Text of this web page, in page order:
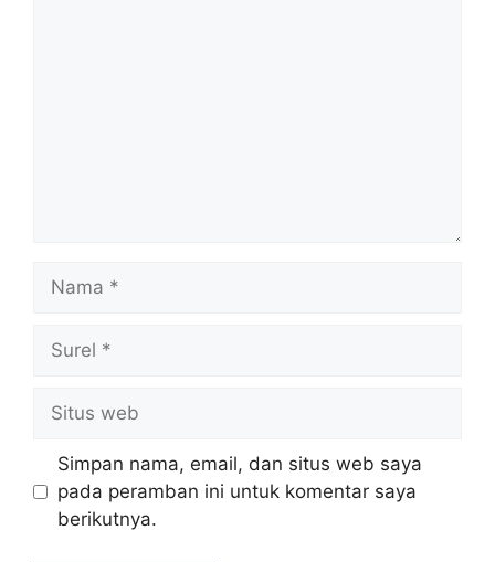
Nama
Surel
Situs
web
Simpan nama, email, dan situs web saya
pada peramban ini untuk komentar saya
berikutnya.